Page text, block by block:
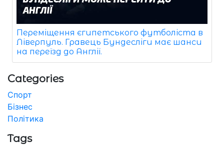
Переміщення єгипетського футболіста в
Ліверпуль. Гравець Бундесліги має шанси
на переїзд до Англії.
Categories
Спорт
Бізнес
Політика
Tags